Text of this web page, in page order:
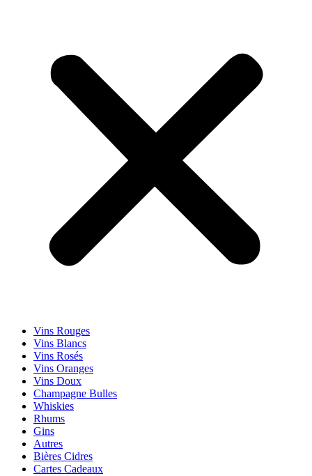
Vins Rouges
Vins Blancs
Vins Rosés
Vins Oranges
Vins Doux
Champagne Bulles
Whiskies
Rhums
Gins
Autres
Bières Cidres
Cartes Cadeaux